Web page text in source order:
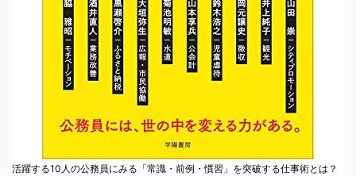
活躍する10人の公務員にみる「常識・前例・慣習」を突破する仕事術とは？